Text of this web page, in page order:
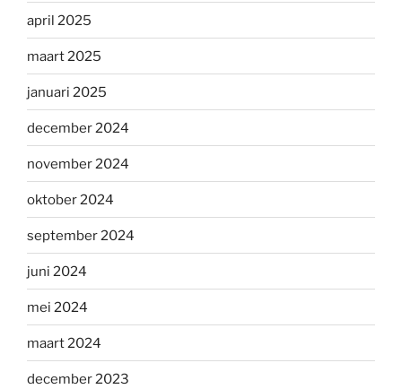
april 2025
maart 2025
januari 2025
december 2024
november 2024
oktober 2024
september 2024
juni 2024
mei 2024
maart 2024
december 2023